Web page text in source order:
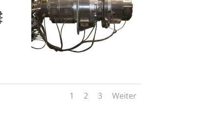
1 2 3 Weiter